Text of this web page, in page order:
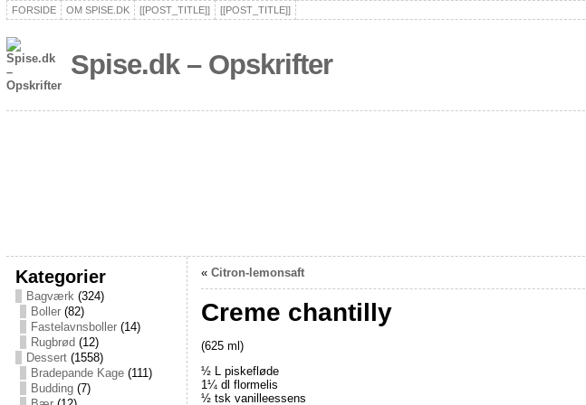
FORSIDE OM SPISE.DK [[POST_TITLE]] [[POST_TITLE]]
Spise.dk – Opskrifter
Kategorier
Bagværk(324)
Boller(82)
Fastelavnsboller(14)
Rugbrød (12)
Dessert(1558)
Bradepande Kage(111)
Budding(7)
« Citron-lemonsaft
Creme chantilly
(625 ml)
½ L piskefløde
1¼ dl flormelis
½ tsk vanilleessens